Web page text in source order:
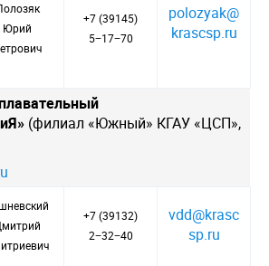
Юрий
+7 (39145)
5−17−70
polozyak@
krascsp.ru
(филиал «Южный» КГАУ «ЦСП»,
+7 (39132)
2−32−40
vdd@krasc
sp.ru